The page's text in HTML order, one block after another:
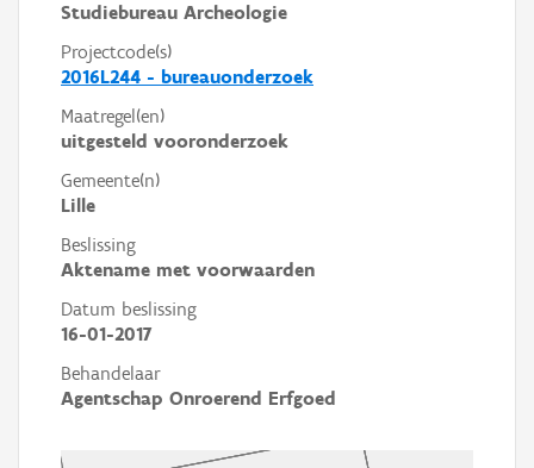
Studiebureau Archeologie
Projectcode(s)
2016L244 - bureauonderzoek
Maatregel(en)
uitgesteld vooronderzoek
Gemeente(n)
Lille
Beslissing
Aktename met voorwaarden
Datum beslissing
16-01-2017
Behandelaar
Agentschap Onroerend Erfgoed